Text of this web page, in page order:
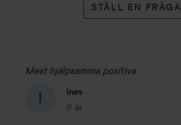
STÄLL EN FRÅGA
Mest hjälpsamma positiva
Ines
8 år
Inlägget skapades 8 år